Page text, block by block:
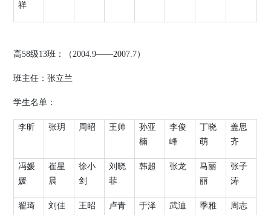
祥
高58级13班：（2004.9——2007.7）
班主任：张立兰
学生名单：
李昕 张玥 周昭 王帅
孙亚
楠
李俊
峰
丁晓
萌
盖思
齐
冯媛
媛
崔星
晨
徐小
剑
刘晓
菲
韩超 张龙
马丽
丽
张子
涛
翟琦 刘佳
王昭
卢青
于泽
武迪
季雅
周志